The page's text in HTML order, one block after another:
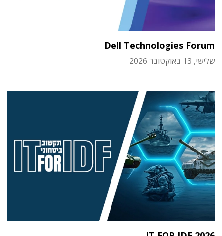
Dell Technologies Forum
שלישי, 13 באוקטובר 2026